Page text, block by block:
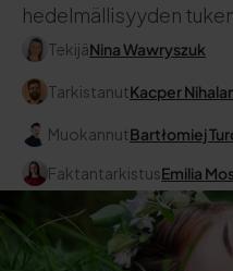
hedelmällisyyden
TekijäNina Wawryszuk
TarkistanutKacper
MuokannutBartłomiej
FaktantarkistusEmilia